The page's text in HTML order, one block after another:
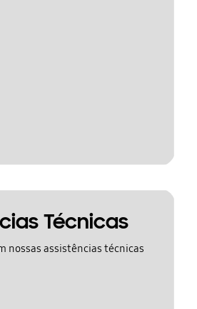
Técnicas
nossas assistências técnicas